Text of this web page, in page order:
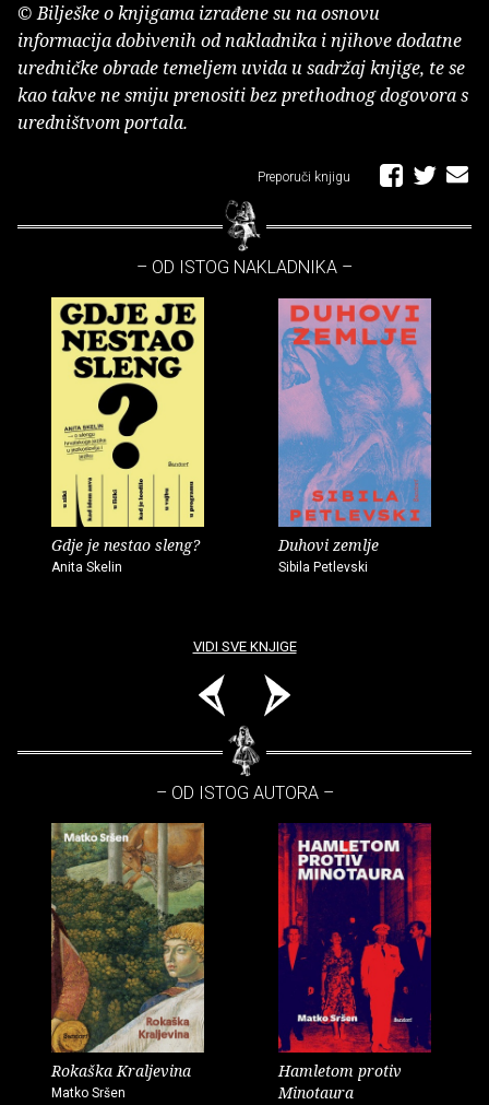
© Bilješke o knjigama izrađene su na osnovu
informacija dobivenih od nakladnika i njihove dodatne
uredničke obrade temeljem uvida u sadržaj knjige, te se
kao takve ne smiju prenositi bez prethodnog dogovora s
uredništvom portala.
Preporuči knjigu
– OD ISTOG NAKLADNIKA –
Gdje je nestao sleng?
Anita Skelin
Duhovi zemlje
Sibila Petlevski
VIDI SVE KNJIGE
– OD ISTOG AUTORA –
Rokaška Kraljevina
Matko Sršen
Hamletom protiv
Minotaura